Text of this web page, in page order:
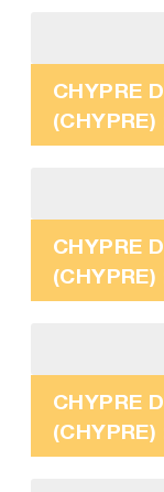
CHYPRE
CHYPRE
CHYPRE